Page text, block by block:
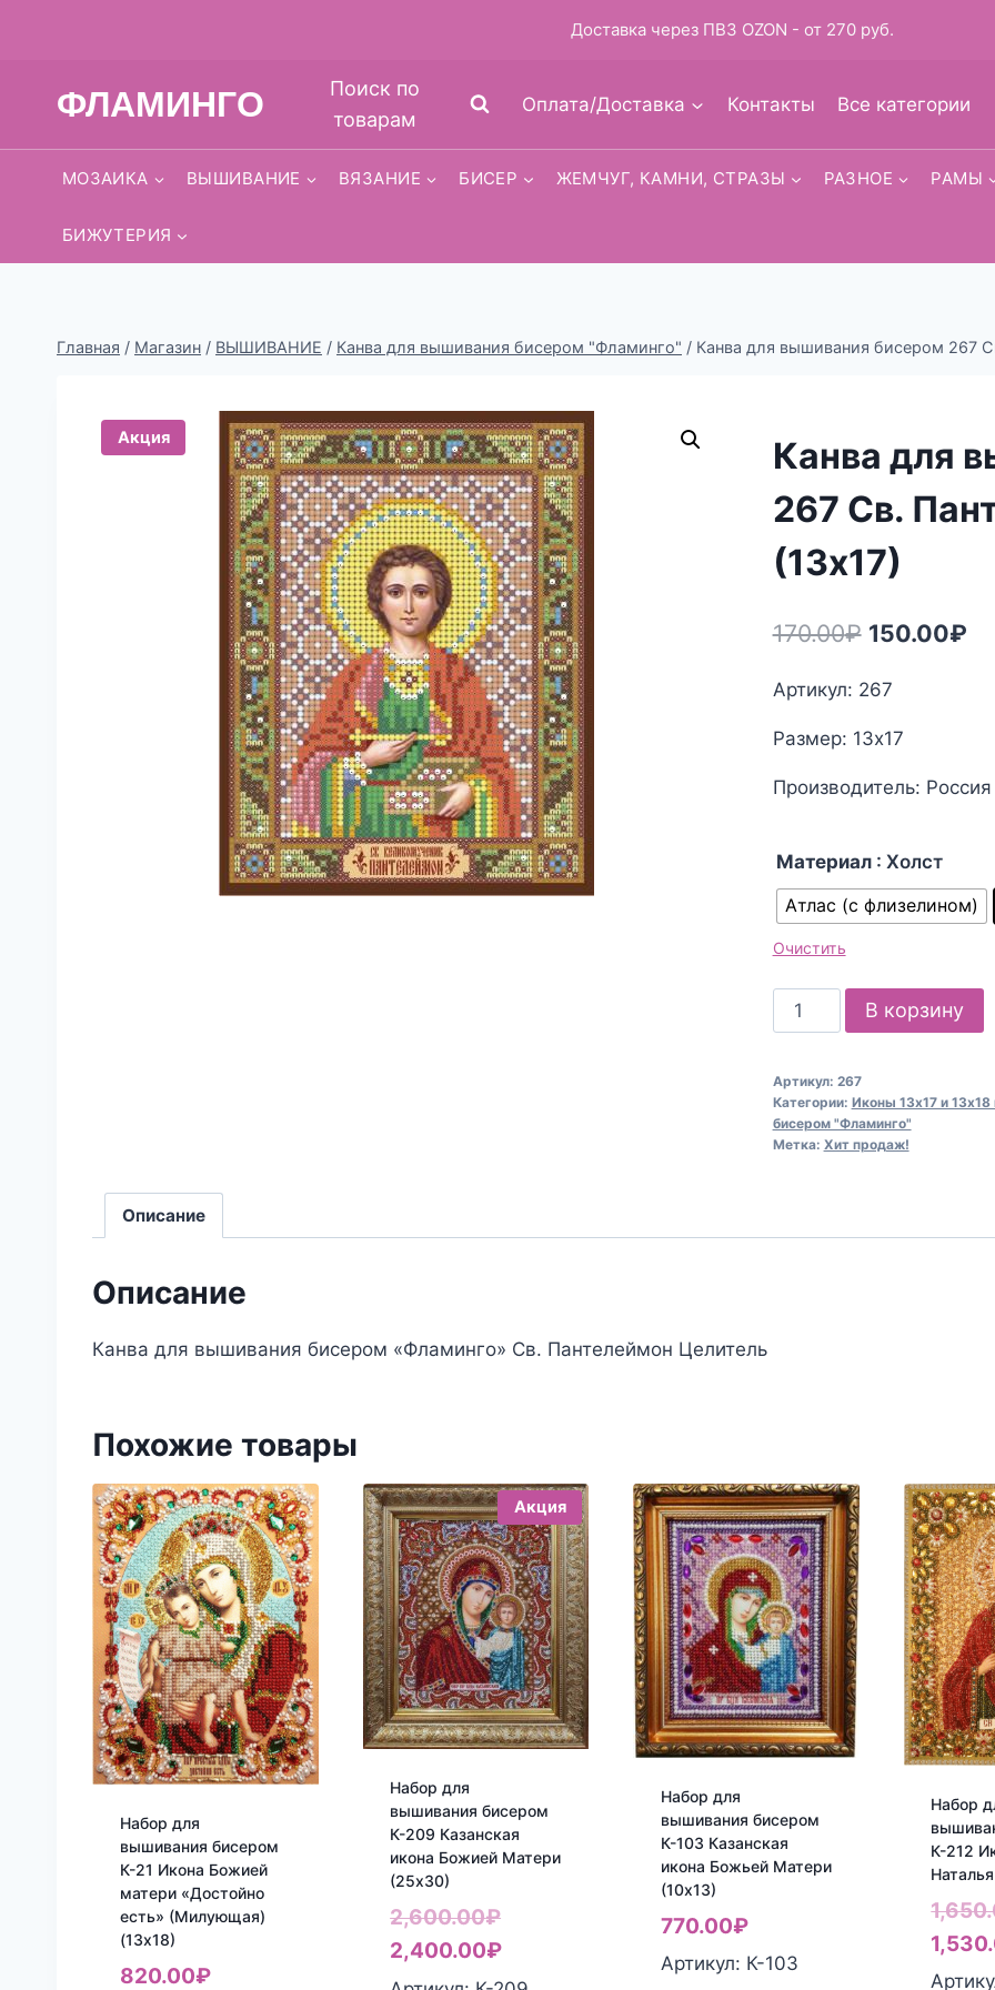
ФЛАМИНГО
Поиск по
товарам
Оплата/Доставка Контакты Все категории
МОЗАИКА ВЫШИВАНИЕ ВЯЗАНИЕ БИСЕР ЖЕМЧУГ, КАМНИ, СТРАЗЫ РАЗНОЕ РАМЫ
БИЖУТЕРИЯ
Главная / Магазин / ВЫШИВАНИЕ / Канва для вышивания бисером "Фламинго" / Канва для вышивания бисером 267
Акция
Канва для
267 Св.
(13х17)
170.00₽
составляла
170.00₽.
150.00₽
Артикул: 267
Размер: 13х17
Производитель: Россия
Материал : Холст
Атлас (с флизелином)
Очистить
Количество
товара
для
вышивания
бисером
Пантелеймон
В корзину
Артикул: 267
Категории: Иконы 13х17 и
бисером "Фламинго"
Метка: Хит продаж!
Описание
Описание
Канва для вышивания бисером «Фламинго» Св. Пантелеймон Целитель
Похожие товары
Набор для
вышивания бисером
К-21 Икона Божией
матери «Достойно
есть» (Милующая)
(13х18)
820.00₽
Акция
Набор для
вышивания бисером
К-209 Казанская
икона Божией Матери
(25х30)
2,600.00₽Первоначальная
цена
составляла
2,400.00₽Текущая
цена:
Набор для
вышивания бисером
К-103 Казанская
икона Божьей Матери
(10х13)
770.00₽
Артикул: К-103
Набор
К-212
Доставка через ПВЗ OZON - от 270 руб.